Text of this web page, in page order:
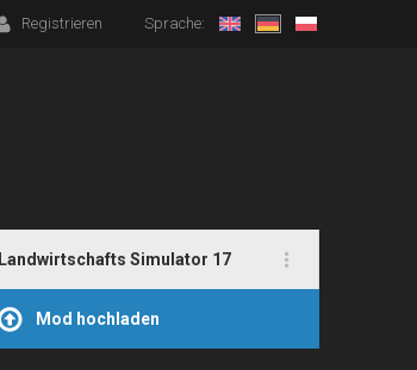
Registrieren Sprache:
Landwirtschafts Simulator 17
Mod hochladen